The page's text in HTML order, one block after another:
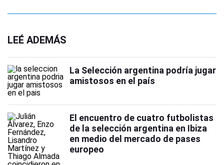
LEÉ ADEMÁS
La Selección argentina podría jugar
amistosos en el país
El encuentro de cuatro futbolistas
de la selección argentina en Ibiza
en medio del mercado de pases
europeo